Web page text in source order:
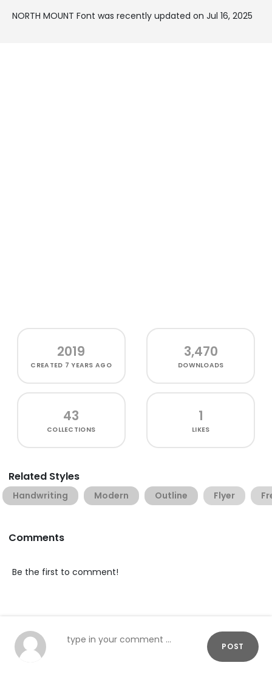
NORTH MOUNT Font was recently updated on Jul 16, 2025
2019
CREATED 7 YEARS AGO
3,470
DOWNLOADS
43
COLLECTIONS
1
LIKES
Related Styles
Handwriting Modern Outline Flyer
Comments
Be the first to comment!
POST